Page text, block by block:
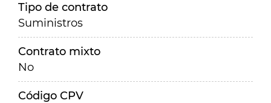
Tipo de contrato
Suministros
Contrato mixto
No
Código CPV